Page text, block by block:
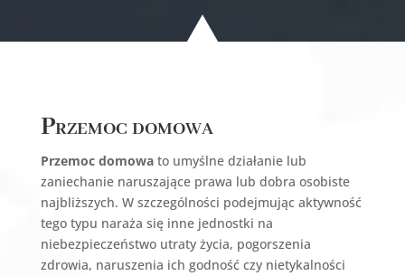
Przemoc domowa
Przemoc domowato umyślne działanie lub
zaniechanie naruszające prawa lub dobra osobiste
najbliższych. W szczególności podejmując aktywność
tego typu naraża się inne jednostki na
niebezpieczeństwo utraty życia, pogorszenia
zdrowia, naruszenia ich godność czy nietykalności